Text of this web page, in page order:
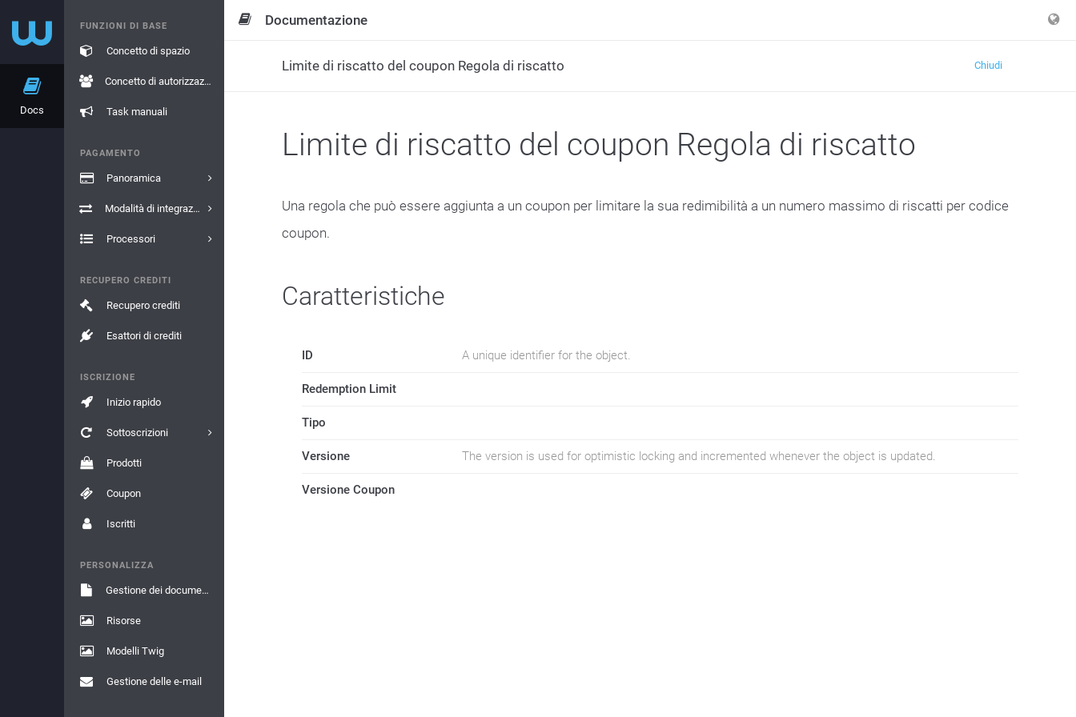
Docs
FUNZIONI DI BASE
Concetto di spazio
Concetto di autorizzazione
Task manuali
PAGAMENTO
Panoramica
Modalità di integrazione
Processori
RECUPERO CREDITI
Recupero crediti
Esattori di crediti
ISCRIZIONE
Inizio rapido
Sottoscrizioni
Prodotti
Coupon
Iscritti
PERSONALIZZA
Gestione dei documenti
Risorse
Modelli Twig
Gestione delle e-mail
Documentazione
Limite di riscatto del coupon Regola di riscatto Chiudi
Limite di riscatto del coupon Regola di riscatto
Una regola che può essere aggiunta a un coupon per limitare la sua redimibilità a un numero massimo di riscatti per codice
coupon.
Caratteristiche
ID A unique identifier for the object.
Redemption Limit
Tipo
Versione The version is used for optimistic locking and incremented whenever the object is updated.
Versione Coupon